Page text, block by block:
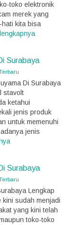
toko elektronik
merek yang
hati kita bisa
Surabaya
Di Surabaya
stavolt
ketahui
jenis produk
untuk memenuhi
jenis
Surabaya
Lengkap
sudah menjadi
yang kini telah
toko-toko